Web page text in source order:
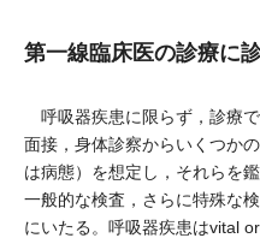
第一線臨床医の診療に
呼吸器疾患に限らず，診療
面接，身体診察からいくつか
は病態）を想定し，それらを
一般的な検査，さらに特殊な
にいたる。呼吸器疾患はvital